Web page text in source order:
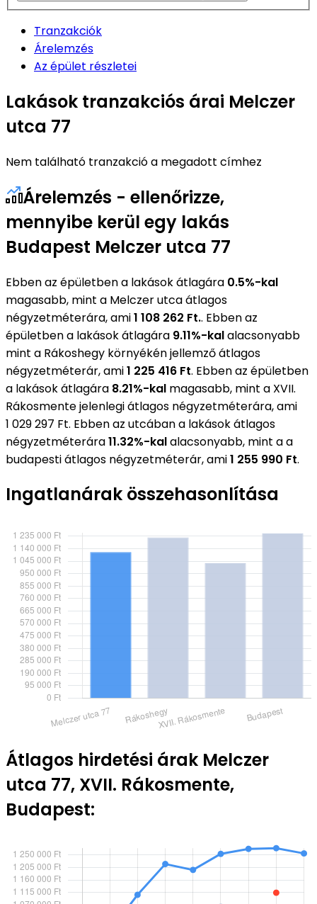
Tranzakciók
Árelemzés
Az épület részletei
Lakások tranzakciós árai Melczer
utca 77
Nem található tranzakció a megadott címhez
Árelemzés - ellenőrizze,
mennyibe kerül egy lakás
Budapest Melczer utca 77
Ebben az épületben a lakások átlagára 0.5%-kal
magasabb, mint a Melczer utca átlagos
négyzetméterára, ami1 108 262 Ft.. Ebben az
épületben a lakások átlagára 9.11%-kalalacsonyabb
mint a Rákoshegy környékén jellemző átlagos
négyzetméterár, ami1 225 416 Ft. Ebben az épületben
a lakások átlagára 8.21%-kal magasabb, mint a XVII.
Rákosmente jelenlegi átlagos négyzetméterára, ami
1 029 297 Ft. Ebben az utcában a lakások átlagos
négyzetméterára11.32%-kalalacsonyabb, mint a a
budapesti átlagos négyzetméterár, ami1 255 990 Ft.
Ingatlanárak összehasonlítása
Átlagos hirdetési árak Melczer
utca 77, XVII. Rákosmente,
Budapest: